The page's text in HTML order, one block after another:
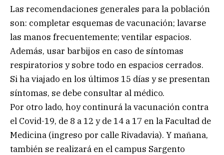
Las recomendaciones generales para la población
son: completar esquemas de vacunación; lavarse
las manos frecuentemente; ventilar espacios.
Además, usar barbijos en caso de síntomas
respiratorios y sobre todo en espacios cerrados.
Si ha viajado en los últimos 15 días y se presentan
síntomas, se debe consultar al médico.
Por otro lado, hoy continurá la vacunación contra
el Covid-19, de 8 a 12 y de 14 a 17 en la Facultad de
Medicina (ingreso por calle Rivadavia). Y mañana,
también se realizará en el campus Sargento